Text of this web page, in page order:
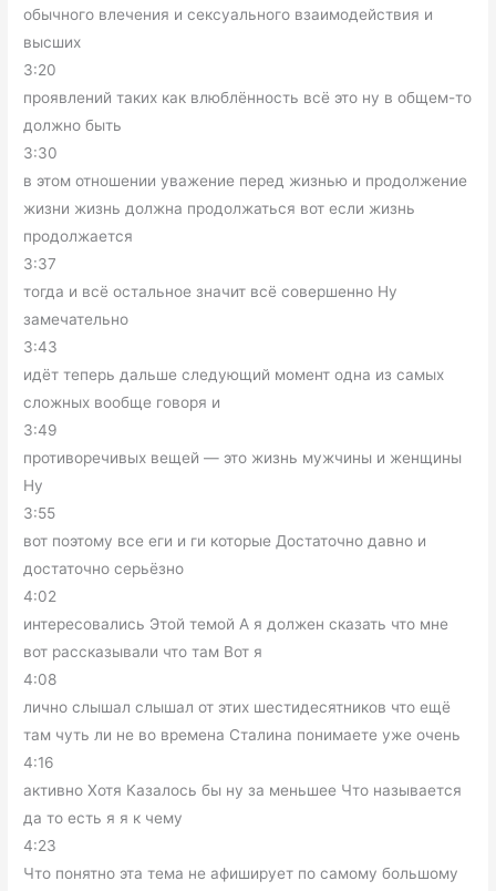
обычного влечения и сексуального взаимодействия и
высших
3:20
проявлений таких как влюблённость всё это ну в общем-то
должно быть
3:30
в этом отношении уважение перед жизнью и продолжение
жизни жизнь должна продолжаться вот если жизнь
продолжается
3:37
тогда и всё остальное значит всё совершенно Ну
замечательно
3:43
идёт теперь дальше следующий момент одна из самых
сложных вообще говоря и
3:49
противоречивых вещей — это жизнь мужчины и женщины
Ну
3:55
вот поэтому все еги и ги которые Достаточно давно и
достаточно серьёзно
4:02
интересовались Этой темой А я должен сказать что мне
вот рассказывали что там Вот я
4:08
лично слышал слышал от этих шестидесятников что ещё
там чуть ли не во времена Сталина понимаете уже очень
4:16
активно Хотя Казалось бы ну за меньшее Что называется
да то есть я я к чему
4:23
Что понятно эта тема не афиширует по самому большому